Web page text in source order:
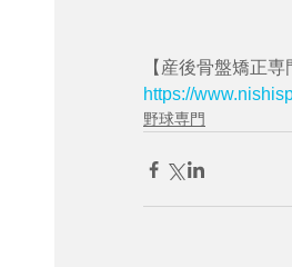
【産後骨盤矯正専
https://
野球専門